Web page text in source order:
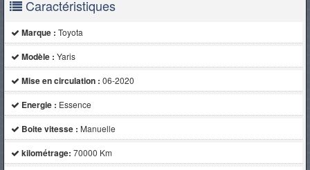
Caractéristiques
Marque : Toyota
Modèle : Yaris
Mise en circulation : 06-2020
Energie : Essence
Boite vitesse : Manuelle
kilométrage: 70000 Km